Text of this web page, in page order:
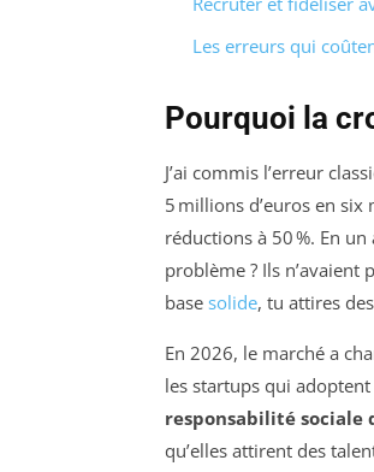
Les erreurs qui
Pourquoi la
J’ai commis l’erreur
5 millions d’euros en six
réductions à 50 %. En
problème ? Ils n’avaient
base solide, tu attires
En 2026, le marché a
les startups qui
responsabilité sociale
qu’elles attirent des